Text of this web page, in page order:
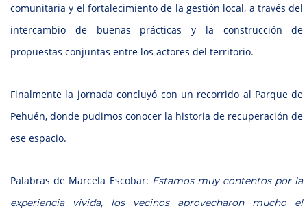
comunitaria y el fortalecimiento de la gestión local, a través del
intercambio de buenas prácticas y la construcción de
propuestas conjuntas entre los actores del territorio.
Finalmente la jornada concluyó con un recorrido al Parque de
Pehuén, donde pudimos conocer la historia de recuperación de
ese espacio.
Palabras de Marcela Escobar: Estamos muy contentos por la
experiencia vivida, los vecinos aprovecharon mucho el